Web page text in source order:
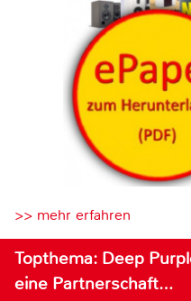
>> mehr erfahren
Topthema: Deep
eine Partnerschaft…